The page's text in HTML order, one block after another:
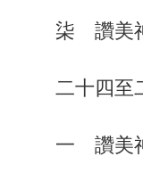
柒 讚美
二十四至
一 讚美